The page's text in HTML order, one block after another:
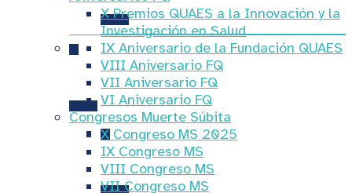
Congresos Muerte Súbita
X Congreso MS 2025
X Premios QUAES a la Innovación y la
Investigación en Salud
IX Aniversario de la Fundación QUAES
VIII Aniversario FQ
VII Aniversario FQ
VI Aniversario FQ
Congresos Muerte Súbita
X Congreso MS 2025
IX Congreso MS
VIII Congreso MS
VII Congreso MS